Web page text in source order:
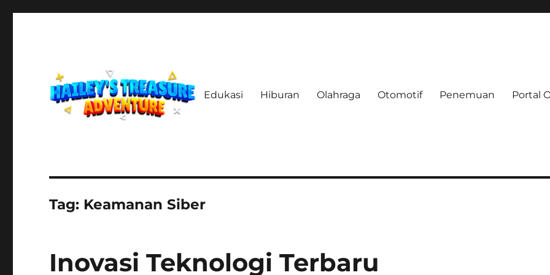
Edukasi Hiburan Olahraga Otomotif Penemuan Portal
Tag: Keamanan Siber
Inovasi Teknologi Terbaru